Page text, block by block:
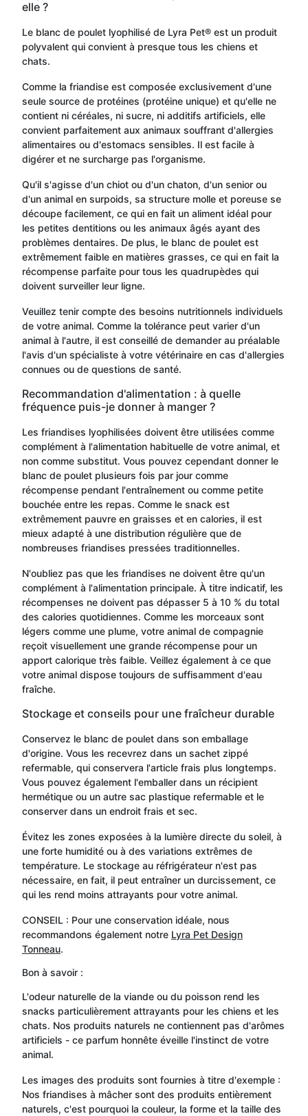
elle ?
Le blanc de poulet lyophilisé de Lyra Pet® est un produit
polyvalent qui convient à presque tous les chiens et
chats.
Comme la friandise est composée exclusivement d'une
seule source de protéines (protéine unique) et qu'elle ne
contient ni céréales, ni sucre, ni additifs artificiels, elle
convient parfaitement aux animaux souffrant d'allergies
alimentaires ou d'estomacs sensibles. Il est facile à
digérer et ne surcharge pas l'organisme.
Qu'il s'agisse d'un chiot ou d'un chaton, d'un senior ou
d'un animal en surpoids, sa structure molle et poreuse se
découpe facilement, ce qui en fait un aliment idéal pour
les petites dentitions ou les animaux âgés ayant des
problèmes dentaires. De plus, le blanc de poulet est
extrêmement faible en matières grasses, ce qui en fait la
récompense parfaite pour tous les quadrupèdes qui
doivent surveiller leur ligne.
Veuillez tenir compte des besoins nutritionnels individuels
de votre animal. Comme la tolérance peut varier d'un
animal à l'autre, il est conseillé de demander au préalable
l'avis d'un spécialiste à votre vétérinaire en cas d'allergies
connues ou de questions de santé.
Recommandation d'alimentation : à quelle
fréquence puis-je donner à manger ?
Les friandises lyophilisées doivent être utilisées comme
complément à l'alimentation habituelle de votre animal, et
non comme substitut. Vous pouvez cependant donner le
blanc de poulet plusieurs fois par jour comme
récompense pendant l'entraînement ou comme petite
bouchée entre les repas. Comme le snack est
extrêmement pauvre en graisses et en calories, il est
mieux adapté à une distribution régulière que de
nombreuses friandises pressées traditionnelles.
N'oubliez pas que les friandises ne doivent être qu'un
complément à l'alimentation principale. À titre indicatif, les
récompenses ne doivent pas dépasser 5 à 10 % du total
des calories quotidiennes. Comme les morceaux sont
légers comme une plume, votre animal de compagnie
reçoit visuellement une grande récompense pour un
apport calorique très faible. Veillez également à ce que
votre animal dispose toujours de suffisamment d'eau
fraîche.
Stockage et conseils pour une fraîcheur durable
Conservez le blanc de poulet dans son emballage
d'origine. Vous les recevrez dans un sachet zippé
refermable, qui conservera l'article frais plus longtemps.
Vous pouvez également l'emballer dans un récipient
hermétique ou un autre sac plastique refermable et le
conserver dans un endroit frais et sec.
Évitez les zones exposées à la lumière directe du soleil, à
une forte humidité ou à des variations extrêmes de
température. Le stockage au réfrigérateur n'est pas
nécessaire, en fait, il peut entraîner un durcissement, ce
qui les rend moins attrayants pour votre animal.
CONSEIL : Pour une conservation idéale, nous
recommandons également notre Lyra Pet Design
Tonneau.
Bon à savoir :
L'odeur naturelle de la viande ou du poisson rend les
snacks particulièrement attrayants pour les chiens et les
chats. Nos produits naturels ne contiennent pas d'arômes
artificiels - ce parfum honnête éveille l'instinct de votre
animal.
Les images des produits sont fournies à titre d'exemple :
Nos friandises à mâcher sont des produits entièrement
naturels, c'est pourquoi la couleur, la forme et la taille des